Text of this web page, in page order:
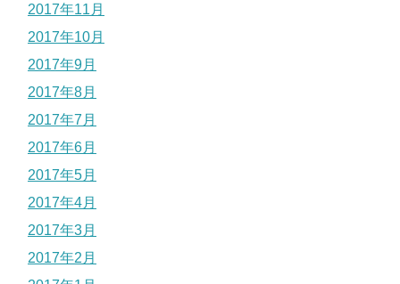
2017年11月
2017年10月
2017年9月
2017年8月
2017年7月
2017年6月
2017年5月
2017年4月
2017年3月
2017年2月